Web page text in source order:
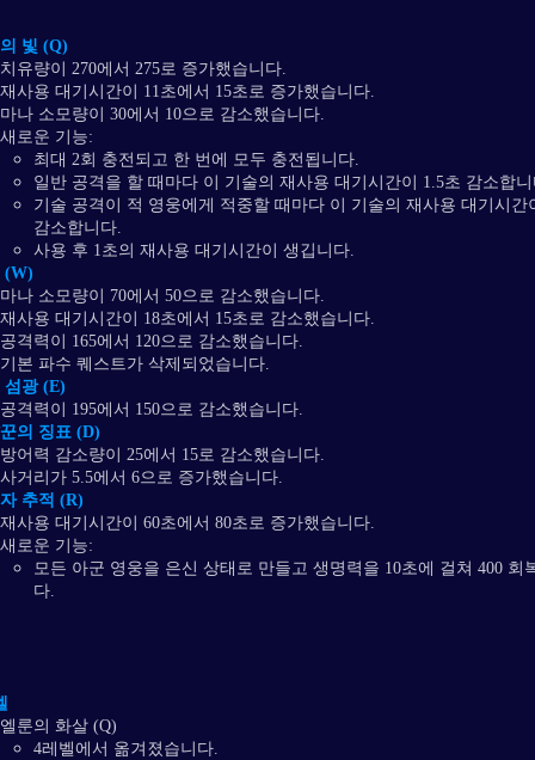
빛 (Q)
치유량이 270에서 275로 증가했습니다.
재사용 대기시간이 11초에서 15초로 증가했습니다.
마나 소모량이 30에서 10으로 감소했습니다.
새로운 기능:
최대 2회 충전되고 한 번에 모두 충전됩니다.
일반 공격을 할 때마다 이 기술의 재사용 대기시간이 1.5초 감소합
기술 공격이 적 영웅에게 적중할 때마다 이 기술의 재사용 대기시간
감소합니다.
사용 후 1초의 재사용 대기시간이 생깁니다.
(W)
마나 소모량이 70에서 50으로 감소했습니다.
재사용 대기시간이 18초에서 15초로 감소했습니다.
공격력이 165에서 120으로 감소했습니다.
기본 파수 퀘스트가 삭제되었습니다.
섬광 (E)
공격력이 195에서 150으로 감소했습니다.
의 징표 (D)
방어력 감소량이 25에서 15로 감소했습니다.
사거리가 5.5에서 6으로 증가했습니다.
추적 (R)
재사용 대기시간이 60초에서 80초로 증가했습니다.
새로운 기능:
모든 아군 영웅을 은신 상태로 만들고 생명력을 10초에 걸쳐 400 회
다.
엘룬의 화살 (Q)
4레벨에서 옮겨졌습니다.